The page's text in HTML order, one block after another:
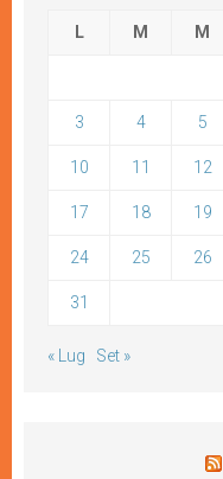
L M M
3 4 5
10 11 12
17 18 19
24 25 26
31
« Lug Set »